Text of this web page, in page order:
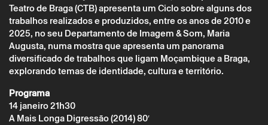
Teatro de Braga (CTB) apresenta um Ciclo sobre alguns dos
trabalhos realizados e produzidos, entre os anos de 2010 e
2025, no seu Departamento de Imagem & Som, Maria
Augusta, numa mostra que apresenta um panorama
diversificado de trabalhos que ligam Moçambique a Braga,
explorando temas de identidade, cultura e território.
Programa
14 janeiro 21h30
A Mais Longa Digressão (2014) 80′
Quarta 14 janeiro→Cinema
Ciclo de Cinema & Documentários Maria
Augusta
Maria Augusta